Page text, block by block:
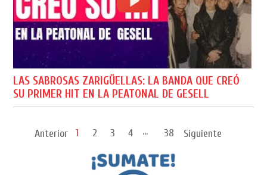
LAS SABROSAS ZARIGÜELLAS: LA BANDA QUE CREÓ
SU PRIMER HIT EN LA PEATONAL DE GESELL
Anterior 1 2 3 4 ... 38 Siguiente